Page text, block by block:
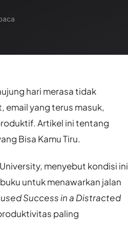
hari merasa tidak
email yang terus masuk,
Artikel ini tentang
Bisa Kamu Tiru.
menyebut kondisi ini
untuk menawarkan jalan
Success in a Distracted
paling